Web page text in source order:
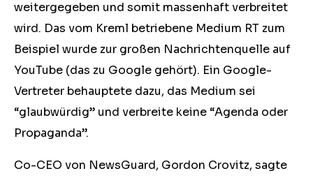
weitergegeben und somit massenhaft verbreitet
wird. Das vom Kreml betriebene Medium RT zum
Beispiel wurde zur großen Nachrichtenquelle auf
YouTube (das zu Google gehört). Ein Google-
Vertreter behauptete dazu, das Medium sei
“glaubwürdig” und verbreite keine “Agenda oder
Propaganda”.
Co-CEO von NewsGuard, Gordon Crovitz, sagte